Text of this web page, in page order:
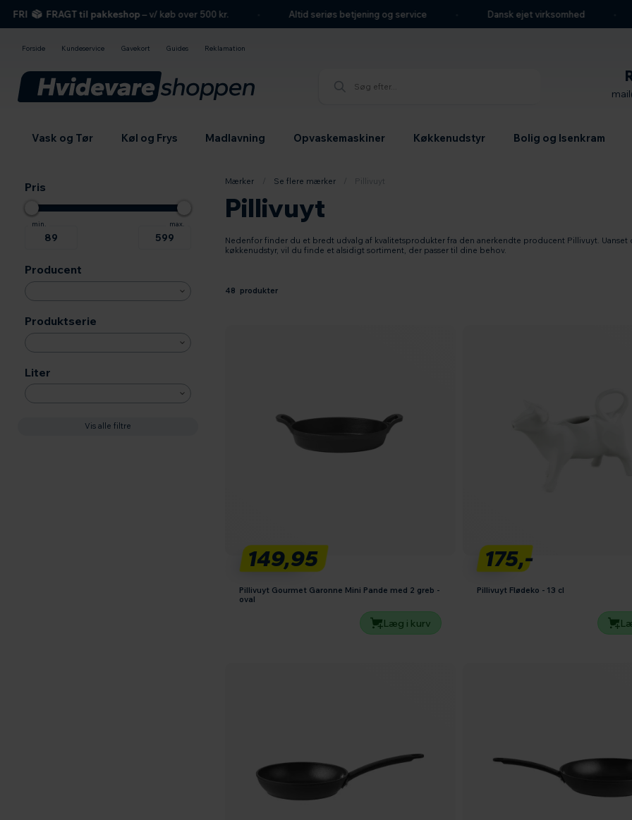
FRAGT til pakkeshop– v/ køb over 500 kr. Altid seriøs betjening og service Dansk ejet virksomhed
Forside Kundeservice Gavekort Guides Reklamation
Vask og Tør Køl og Frys Madlavning Opvaskemaskiner Køkkenudstyr Bolig og Isenkram
Pris
Producent
Produktserie
Liter
Vis alle filtre
Mærker Se flere mærker Pillivuyt
Pillivuyt
Nedenfor finder du et bredt udvalg af kvalitetsprodukter fra den anerkendte producent Pillivuyt.
køkkenudstyr, vil du finde et alsidigt sortiment, der passer til dine behov.
48 produkter
149,95
Pillivuyt Gourmet Garonne Mini Pande med 2 greb -
oval
Læg i kurv
175,-
Pillivuyt Flødeko - 13 cl